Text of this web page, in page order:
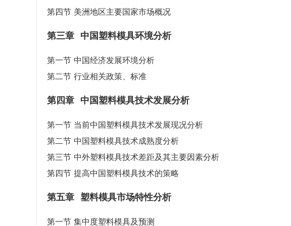
第四节 美洲地区主要国家市场概况
第三章 中国塑料模具环境分析
第一节 中国经济发展环境分析
第二节 行业相关政策、标准
第四章 中国塑料模具技术发展分析
第一节 当前中国塑料模具技术发展现况分析
第二节 中国塑料模具技术成熟度分析
第三节 中外塑料模具技术差距及其主要因素分析
第四节 提高中国塑料模具技术的策略
第五章 塑料模具市场特性分析
第一节 集中度塑料模具及预测